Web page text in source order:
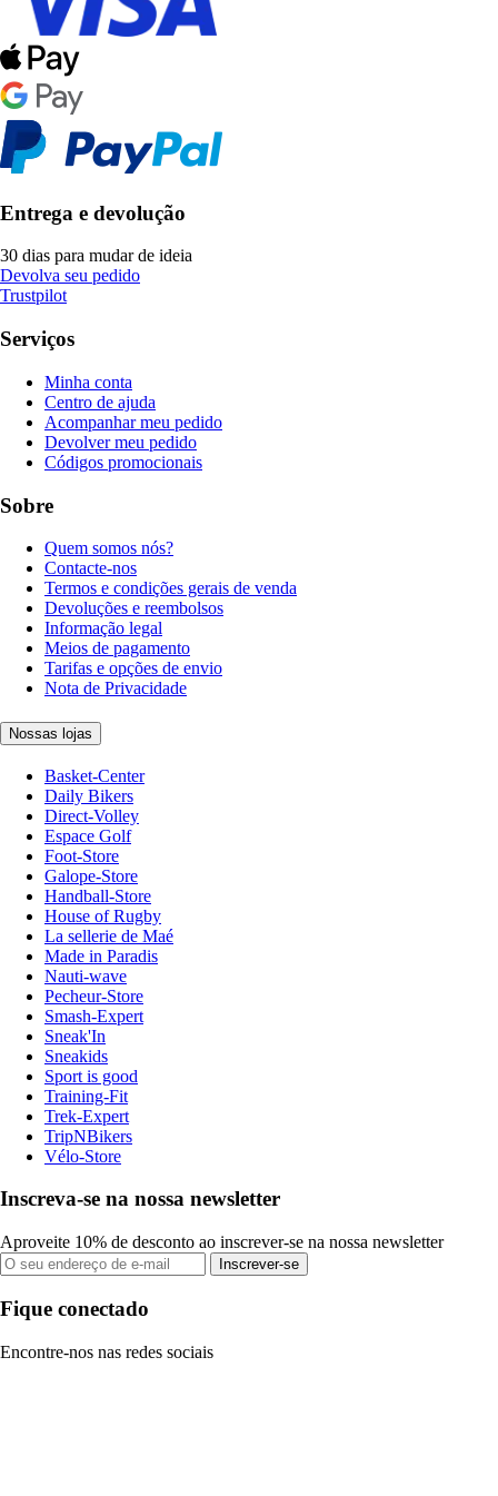
Entrega e devolução
30 dias para mudar de ideia
Devolva seu pedido
Trustpilot
Serviços
Minha conta
Centro de ajuda
Acompanhar meu pedido
Devolver meu pedido
Códigos promocionais
Sobre
Quem somos nós?
Contacte-nos
Termos e condições gerais de venda
Devoluções e reembolsos
Informação legal
Meios de pagamento
Tarifas e opções de envio
Nota de Privacidade
Nossas lojas
Basket-Center
Daily Bikers
Direct-Volley
Espace Golf
Foot-Store
Galope-Store
Handball-Store
House of Rugby
La sellerie de Maé
Made in Paradis
Nauti-wave
Pecheur-Store
Smash-Expert
Sneak'In
Sneakids
Sport is good
Training-Fit
Trek-Expert
TripNBikers
Vélo-Store
Inscreva-se na nossa newsletter
Aproveite 10% de desconto ao inscrever-se na nossa newsletter
Inscrever-se
Fique conectado
Encontre-nos nas redes sociais